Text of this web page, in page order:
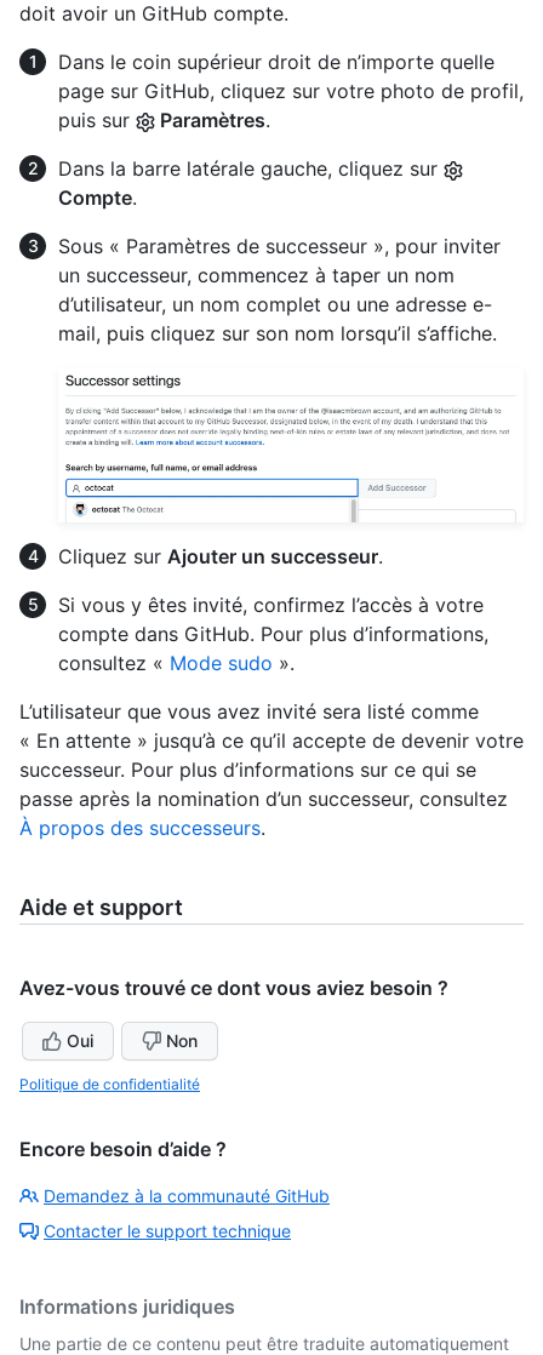
doit avoir un GitHub compte.
Dans le coin supérieur droit de n’importe quelle
page sur GitHub, cliquez sur votre photo de profil,
puis sur
Paramètres.
Dans la barre latérale gauche, cliquez sur
Compte.
Sous « Paramètres de successeur », pour inviter
un successeur, commencez à taper un nom
d’utilisateur, un nom complet ou une adresse e-
mail, puis cliquez sur son nom lorsqu’il s’affiche.
Cliquez sur Ajouter un successeur.
Si vous y êtes invité, confirmez l’accès à votre
compte dans GitHub. Pour plus d’informations,
consultez « Mode sudo ».
L’utilisateur que vous avez invité sera listé comme
« En attente » jusqu’à ce qu’il accepte de devenir votre
successeur. Pour plus d’informations sur ce qui se
passe après la nomination d’un successeur, consultez
À propos des successeurs.
Aide et support
Avez-vous trouvé ce dont vous aviez besoin ?
Oui Non
Politique de confidentialité
Encore besoin d’aide ?
Demandez à la communauté GitHub
Contacter le support technique
Informations juridiques
Une partie de ce contenu peut être traduite automatiquement